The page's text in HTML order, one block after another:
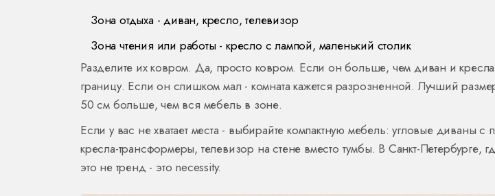
Зона отдыха - диван, кресло, телевизор
Зона чтения или работы - кресло с лампой, маленький столик
Разделите их ковром. Да, просто ковром. Если он больше, чем диван и
границу. Если он слишком мал - комната кажется разрозненной. Лучший
50 см больше, чем вся мебель в зоне.
Если у вас не хватает места - выбирайте компактную мебель: угловые диваны с
кресла-трансформеры, телевизор на стене вместо тумбы. В Санкт-Петербурге,
это не тренд - это necessity.